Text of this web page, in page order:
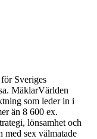
Sveriges
MäklarVärlden
som leder in i
än 8 600 ex.
lönsamhet och
sex välmatade